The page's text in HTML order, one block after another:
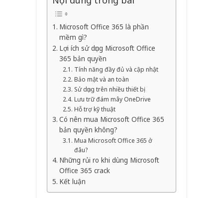
Microsoft Office 365 là phần
mềm gì?
Lợi ích sử dụng Microsoft Office
365 bản quyền
Tính năng đầy đủ và cập nhật
Bảo mật và an toàn
Sử dụng trên nhiều thiết bị
Lưu trữ đám mây OneDrive
Hỗ trợ kỹ thuật
Có nên mua Microsoft Office 365
bản quyền không?
Mua Microsoft Office 365 ở
đâu?
Những rủi ro khi dùng Microsoft
Office 365 crack
Kết luận